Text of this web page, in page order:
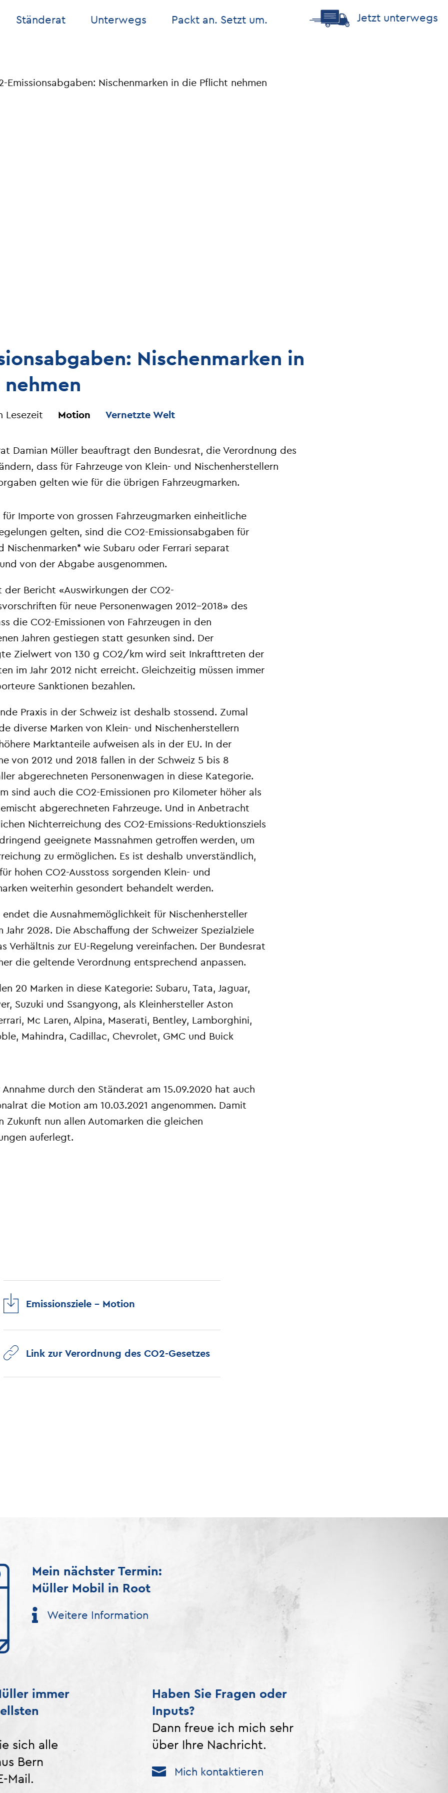
Ständerat Unterwegs Packt an. Setzt um. Jetzt unterwegs
Emissionsabgaben: Nischenmarken in die Pflicht nehmen
Nischenmarken in
Lesezeit Motion Vernetzte Welt
Damian Müller beauftragt den Bundesrat, die Verordnung des
dass für Fahrzeuge von Klein- und Nischenherstellern
gelten wie für die übrigen Fahrzeugmarken.
Importe von grossen Fahrzeugmarken einheitliche
gelten, sind die CO2-Emissionsabgaben für
Nischenmarken* wie Subaru oder Ferrari separat
von der Abgabe ausgenommen.
der Bericht «Auswirkungen der CO2-
für neue Personenwagen 2012-2018» des
die CO2-Emissionen von Fahrzeugen in den
Jahren gestiegen statt gesunken sind. Der
Zielwert von 130 g CO2/km wird seit Inkrafttreten der
im Jahr 2012 nicht erreicht. Gleichzeitig müssen immer
Sanktionen bezahlen.
Praxis in der Schweiz ist deshalb stossend. Zumal
diverse Marken von Klein- und Nischenherstellern
Marktanteile aufweisen als in der EU. In der
von 2012 und 2018 fallen in der Schweiz 5 bis 8
abgerechneten Personenwagen in diese Kategorie.
sind auch die CO2-Emissionen pro Kilometer höher als
abgerechneten Fahrzeuge. Und in Anbetracht
Nichterreichung des CO2-Emissions-Reduktionsziels
geeignete Massnahmen getroffen werden, um
zu ermöglichen. Es ist deshalb unverständlich,
hohen CO2-Ausstoss sorgenden Klein- und
weiterhin gesondert behandelt werden.
endet die Ausnahmemöglichkeit für Nischenhersteller
Jahr 2028. Die Abschaffung der Schweizer Spezialziele
Verhältnis zur EU-Regelung vereinfachen. Der Bundesrat
die geltende Verordnung entsprechend anpassen.
20 Marken in diese Kategorie: Subaru, Tata, Jaguar,
Suzuki und Ssangyong, als Kleinhersteller Aston
Mc Laren, Alpina, Maserati, Bentley, Lamborghini,
Mahindra, Cadillac, Chevrolet, GMC und Buick
durch den Ständerat am 15.09.2020 hat auch
die Motion am 10.03.2021 angenommen. Damit
Zukunft nun allen Automarken die gleichen
auferlegt.
Emissionsziele - Motion
Link zur Verordnung des CO2-Gesetzes
Mein nächster Termin:
Müller Mobil in Root
Weitere Information
immer
sich alle
Bern
Mail.
Haben Sie Fragen oder
Inputs?
Dann freue ich mich sehr
über Ihre Nachricht.
Mich kontaktieren